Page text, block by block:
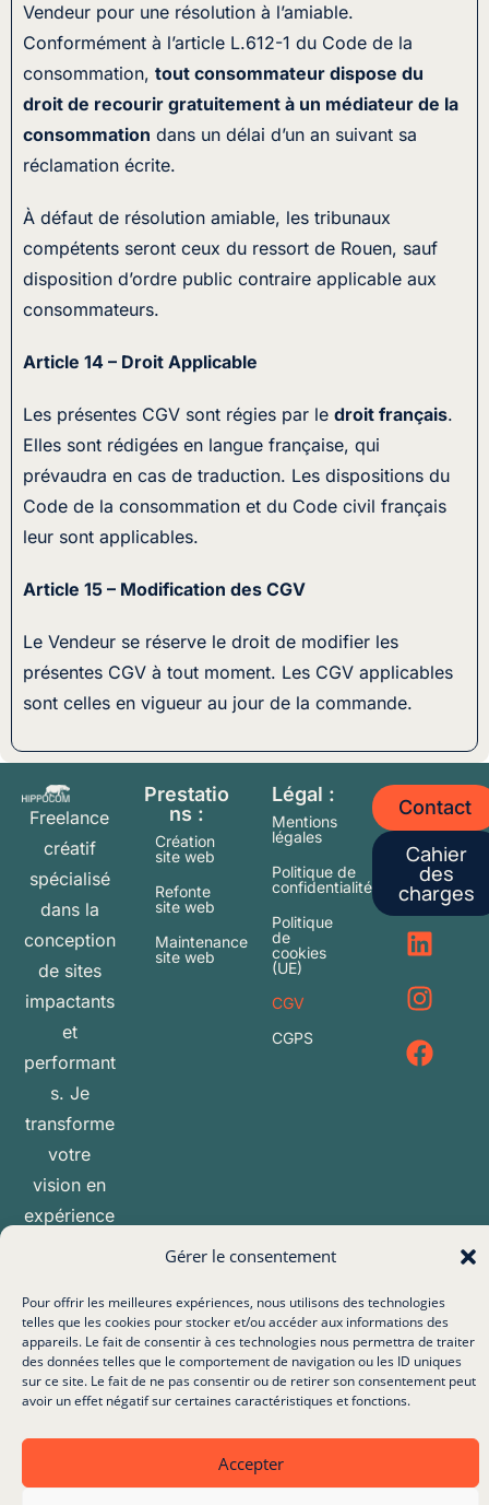
Gérer le consentement
Pour offrir les meilleures expériences, nous utilisons des technologies
telles que les cookies pour stocker et/ou accéder aux informations des
appareils. Le fait de consentir à ces technologies nous permettra de traiter
des données telles que le comportement de navigation ou les ID uniques
sur ce site. Le fait de ne pas consentir ou de retirer son consentement peut
avoir un effet négatif sur certaines caractéristiques et fonctions.
Accepter
Vendeur pour une résolution à l’amiable.
Conformément à l’article L.612-1 du Code de la
consommation, tout consommateur dispose du
droit de recourir gratuitement à un médiateur de la
consommation dans un délai d’un an suivant sa
réclamation écrite.
À défaut de résolution amiable, les tribunaux
compétents seront ceux du ressort de Rouen, sauf
disposition d’ordre public contraire applicable aux
consommateurs.
Article 14 – Droit Applicable
Les présentes CGV sont régies par le droit français.
Elles sont rédigées en langue française, qui
prévaudra en cas de traduction. Les dispositions du
Code de la consommation et du Code civil français
leur sont applicables.
Article 15 – Modification des CGV
Le Vendeur se réserve le droit de modifier les
présentes CGV à tout moment. Les CGV applicables
sont celles en vigueur au jour de la commande.
Freelance
créatif
spécialisé
dans la
conception
de sites
impactants
et
performant
s. Je
transforme
votre
vision en
expérience
Prestatio
ns :
Création
site web
Refonte
site web
Maintenance
site web
Légal :
Mentions
légales
Politique de
confidentialité
Politique
de
cookies
(UE)
CGV
CGPS
Contact
Cahier
des
charges
Tous droits réservés – 2026 – Hippocom